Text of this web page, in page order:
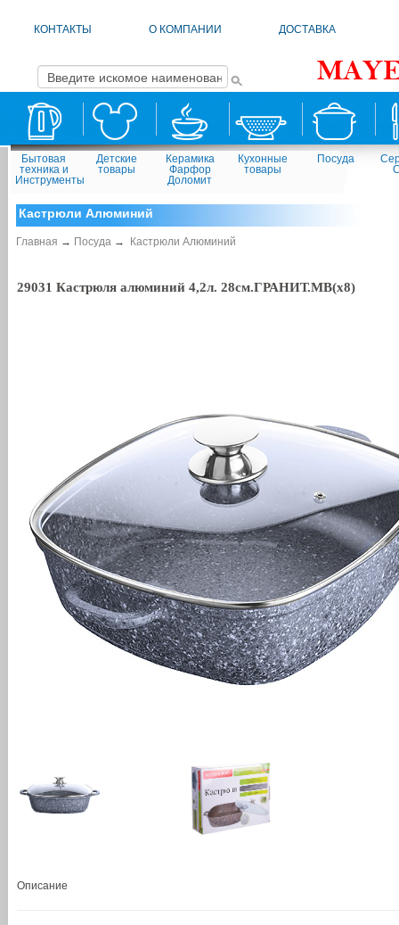
КОНТАКТЫ О КОМПАНИИ ДОСТАВКА
Бытовая
техника и
Инструменты
Детские
товары
Керамика
Фарфор
Доломит
Кухонные
товары
Посуда
Кастрюли Алюминий
Главная → Посуда→ Кастрюли Алюминий
29031 Кастрюля алюминий 4,2л. 28см.ГРАНИТ.MB(х8)
Описание